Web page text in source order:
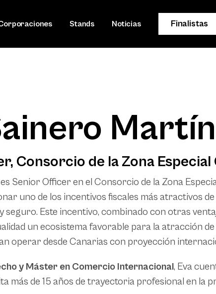
Stands Noticias Finalistas
Martín
Consorcio de la Zona Especial
Senior Officer en el Consorcio de la Zona
uno de los incentivos fiscales más atractivos
seguro. Este incentivo, combinado con otras
un ecosistema favorable para la atracción
operar desde Canarias con proyección
y Máster en Comercio Internacional, Eva
más de 15 años de trayectoria profesional en la